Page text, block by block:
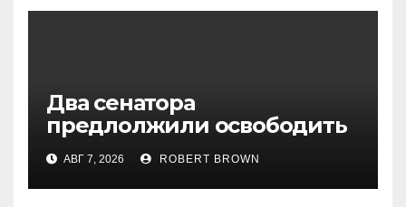
Два сенатора
предлолжили освободить
Трампа от налогов с
криптобизнеса
АВГ 7, 2026 ROBERT BROWN